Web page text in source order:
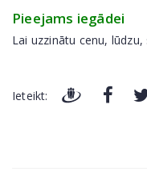
Pieejams iegādei
Lai uzzinātu cenu,
Ieteikt: